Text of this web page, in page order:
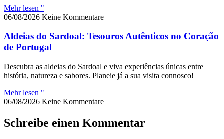
Mehr lesen "
06/08/2026 Keine Kommentare
Aldeias do Sardoal: Tesouros Autênticos no Coração
de Portugal
Descubra as aldeias do Sardoal e viva experiências únicas entre
história, natureza e sabores. Planeie já a sua visita connosco!
Mehr lesen "
06/08/2026 Keine Kommentare
Schreibe einen Kommentar